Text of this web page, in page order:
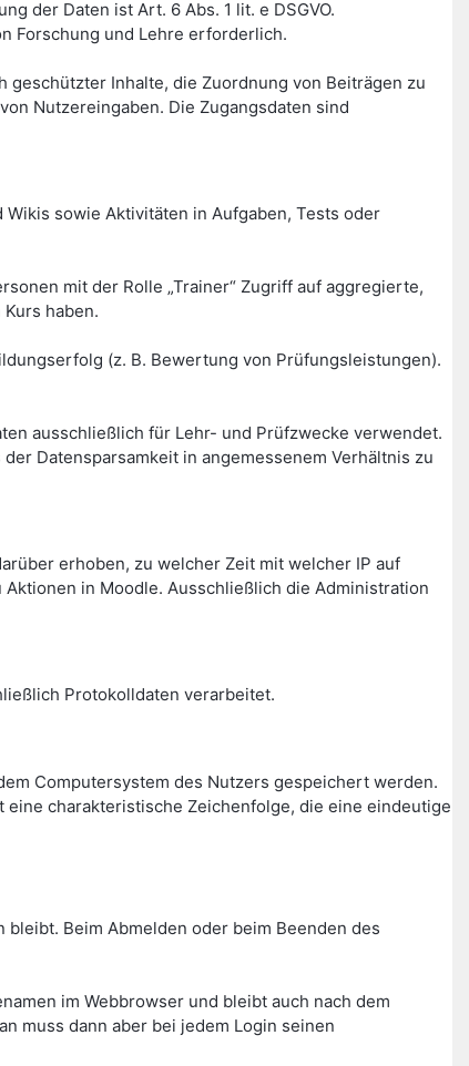
der Daten ist Art. 6 Abs. 1 lit. e DSGVO.
Forschung und Lehre erforderlich.
Inhalte, die Zuordnung von Beiträgen zu
Nutzereingaben. Die Zugangsdaten sind
sowie Aktivitäten in Aufgaben, Tests oder
mit der Rolle „Trainer“ Zugriff auf aggregierte,
haben.
(z. B. Bewertung von Prüfungsleistungen).
ausschließlich für Lehr- und Prüfzwecke verwendet.
Datensparsamkeit in angemessenem Verhältnis zu
erhoben, zu welcher Zeit mit welcher IP auf
in Moodle. Ausschließlich die Administration
Protokolldaten verarbeitet.
Computersystem des Nutzers gespeichert werden.
charakteristische Zeichenfolge, die eine eindeutige
Beim Abmelden oder beim Beenden des
im Webbrowser und bleibt auch nach dem
muss dann aber bei jedem Login seinen